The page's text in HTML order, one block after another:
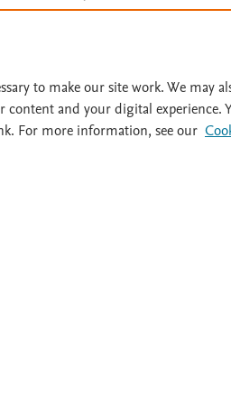
prueba gratuita
to make our site work. We may
content and your digital experience.
For more information, see our